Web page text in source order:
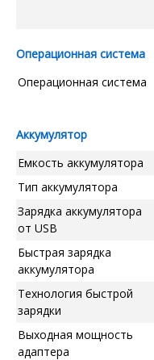
Операционная система
Операционная система
Аккумулятор
Емкость аккумулятора
Тип аккумулятора
Зарядка аккумулятора
от USB
Быстрая зарядка
аккумулятора
Технология быстрой
зарядки
Выходная мощность
адаптера